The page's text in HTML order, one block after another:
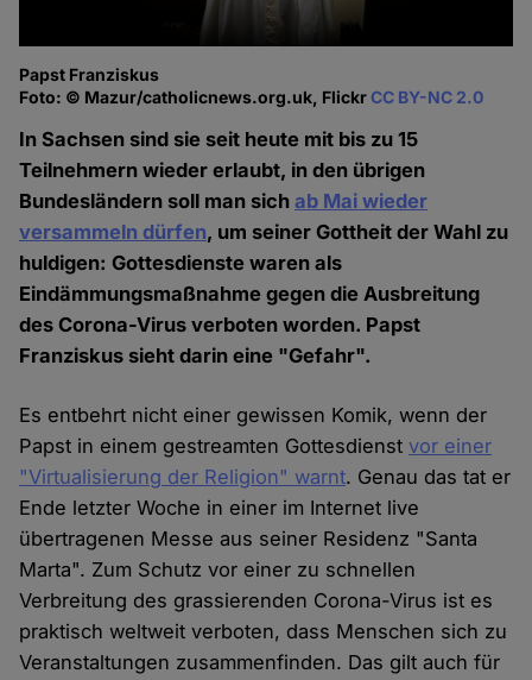
Papst Franziskus
Foto: © Mazur/catholicnews.org.uk, FlickrCC BY-NC 2.0
In Sachsen sind sie seit heute mit bis zu 15
Teilnehmern wieder erlaubt, in den übrigen
Bundesländern soll man sichab Mai wieder
versammeln dürfen, um seiner Gottheit der Wahl zu
huldigen: Gottesdienste waren als
Eindämmungsmaßnahme gegen die Ausbreitung
des Corona-Virus verboten worden. Papst
Franziskus sieht darin eine "Gefahr".
Es entbehrt nicht einer gewissen Komik, wenn der
Papst in einem gestreamten Gottesdienstvor einer
"Virtualisierung der Religion" warnt. Genau das tat er
Ende letzter Woche in einer im Internet live
übertragenen Messe aus seiner Residenz "Santa
Marta". Zum Schutz vor einer zu schnellen
Verbreitung des grassierenden Corona-Virus ist es
praktisch weltweit verboten, dass Menschen sich zu
Veranstaltungen zusammenfinden. Das gilt auch für